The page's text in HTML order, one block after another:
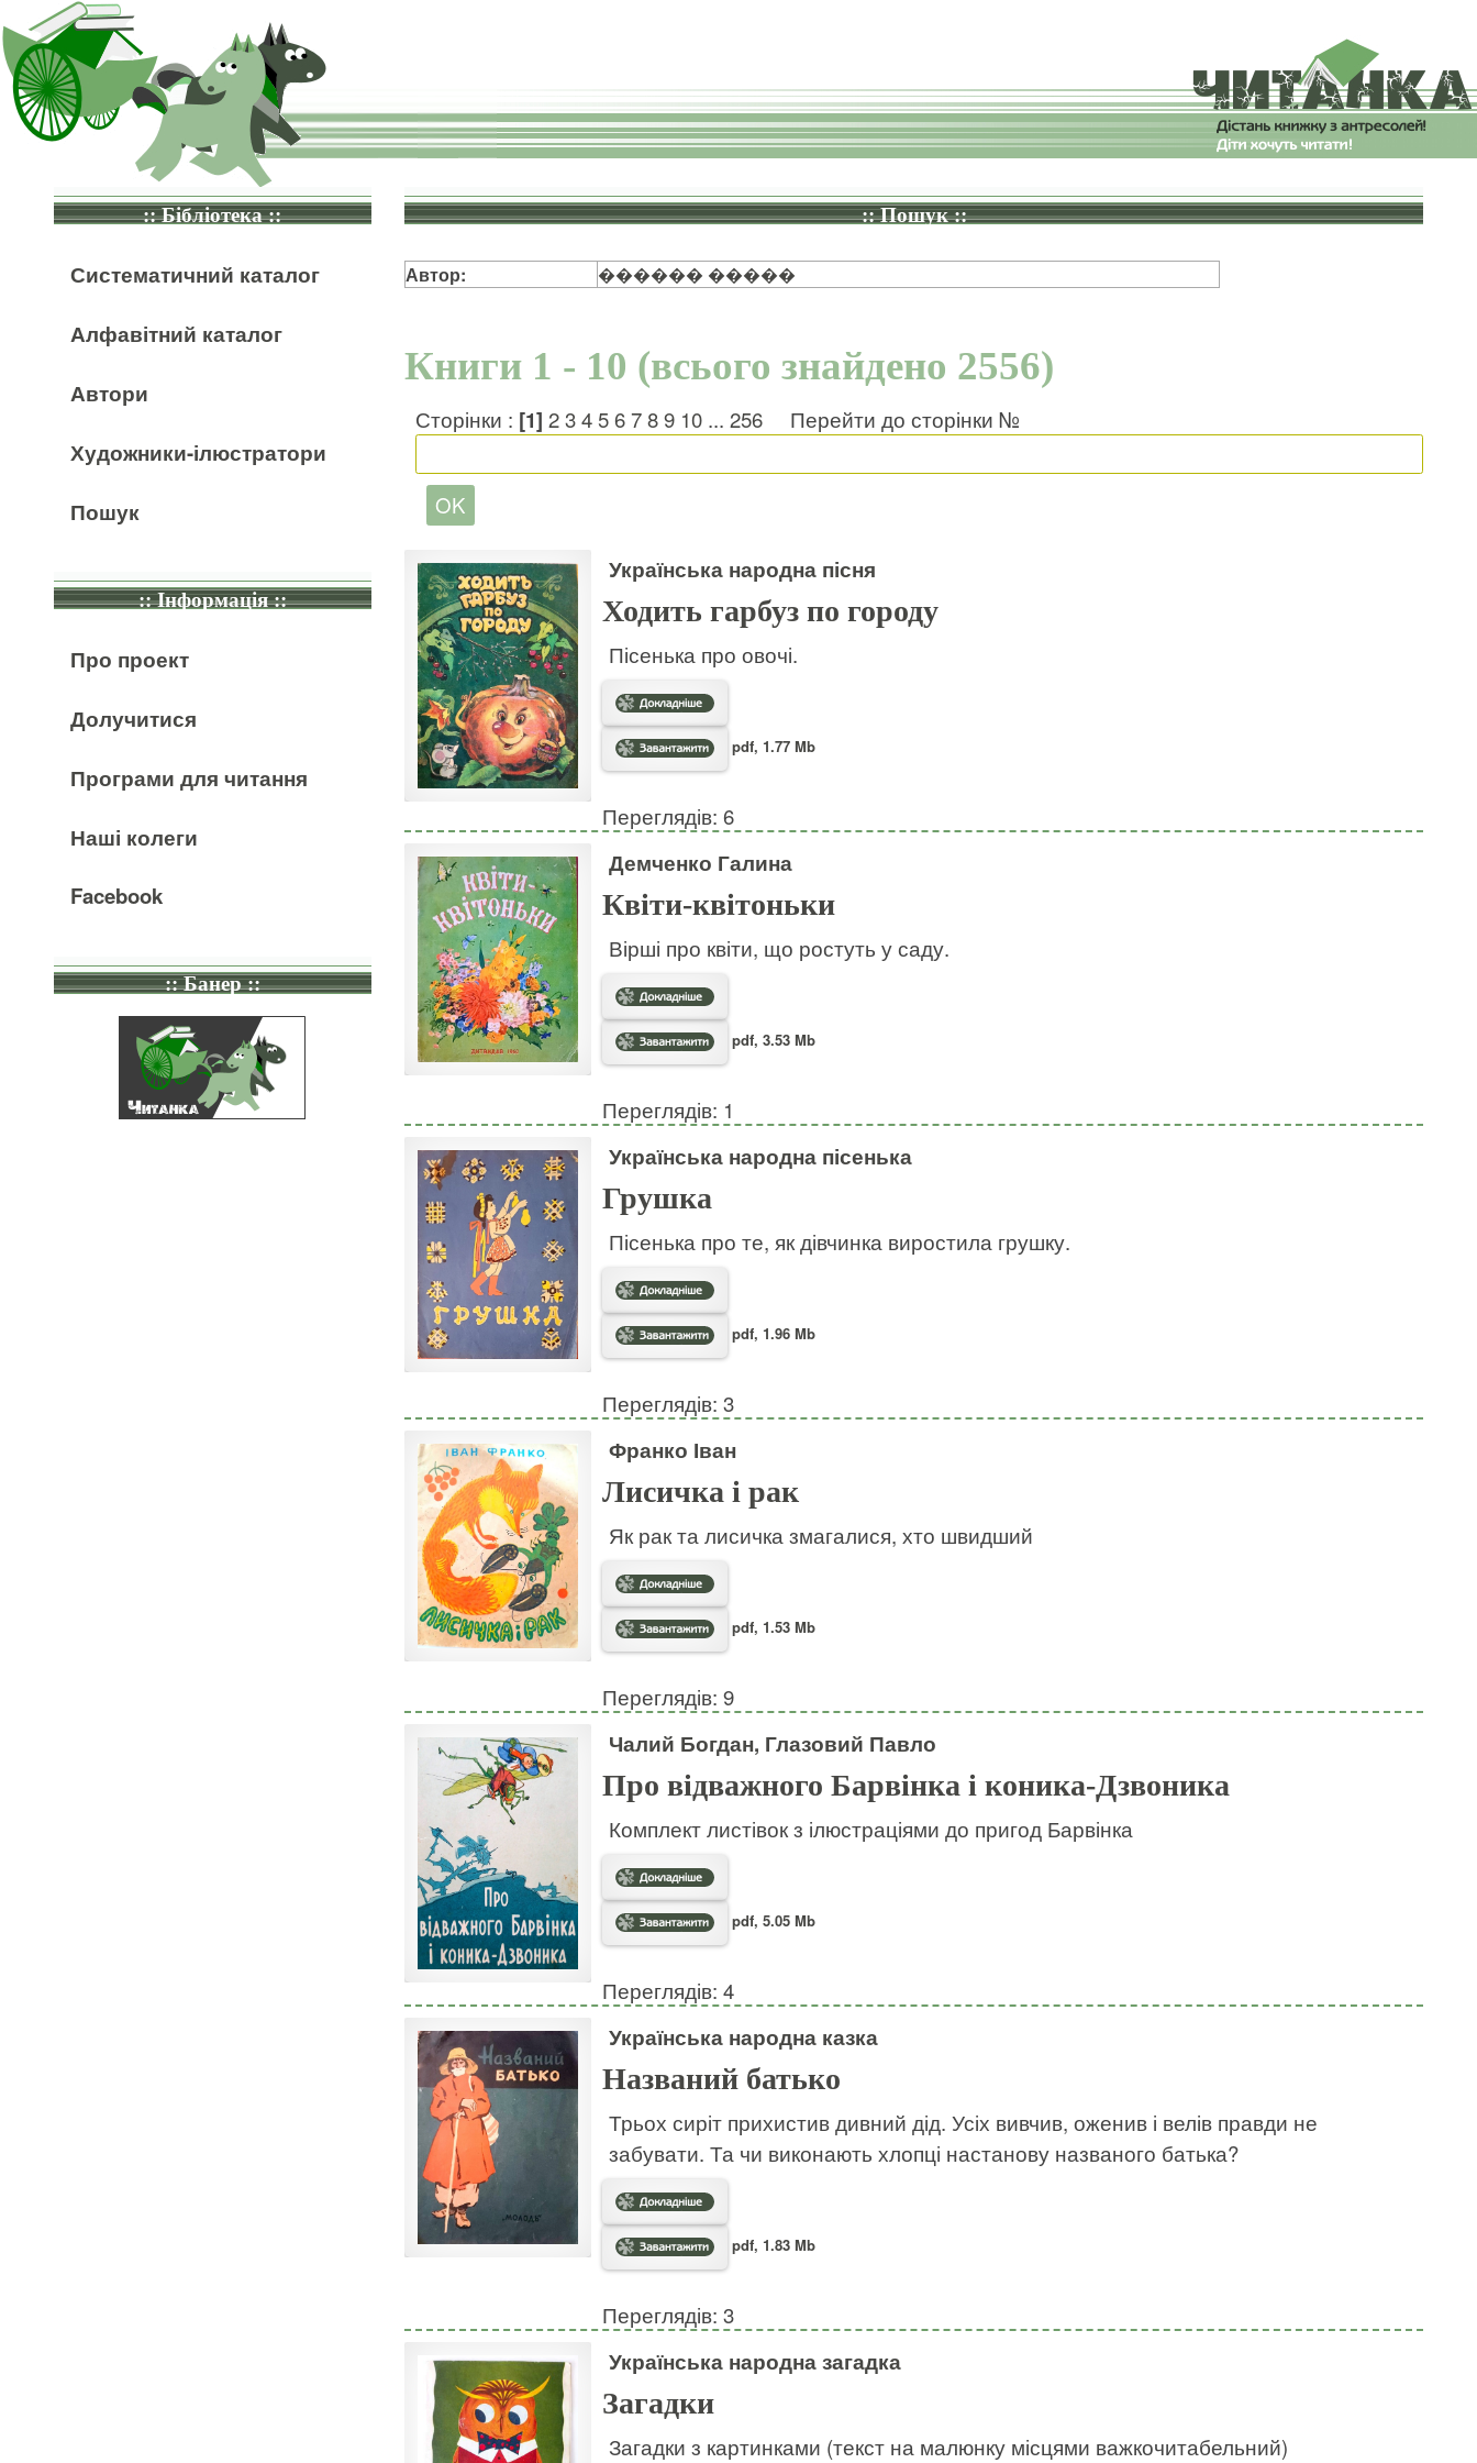
:: Бібліотека ::
Систематичний каталог
Алфавітний каталог
Автори
Художники-ілюстратори
Пошук
:: Інформація ::
Про проект
Долучитися
Програми для читання
Наші колеги
Facebook
:: Банер ::
:: Пошук ::
Автор: ������ �����
Книги 1 - 10 (всього знайдено 2556)
Сторінки : [1] 2 3 4 5 6 7 8 9 10... 256 Перейти до сторінки №
Українська народна пісня
Ходить гарбуз по городу
Пісенька про овочі.
pdf, 1.77 Mb
Переглядів: 6
Демченко Галина
Квіти-квітоньки
Вірші про квіти, що ростуть у саду.
pdf, 3.53 Mb
Переглядів: 1
Українська народна пісенька
Грушка
Пісенька про те, як дівчинка виростила грушку.
pdf, 1.96 Mb
Переглядів: 3
Франко Іван
Лисичка і рак
Як рак та лисичка змагалися, хто швидший
pdf, 1.53 Mb
Переглядів: 9
Чалий Богдан, Глазовий Павло
Про відважного Барвінка і коника-Дзвоника
Комплект листівок з ілюстраціями до пригод Барвінка
pdf, 5.05 Mb
Переглядів: 4
Українська народна казка
Названий батько
Трьох сиріт прихистив дивний дід. Усіх вивчив, оженив і велів правди не
забувати. Та чи виконають хлопці настанову названого батька?
pdf, 1.83 Mb
Переглядів: 3
Українська народна загадка
Загадки
Загадки з картинками (текст на малюнку місцями важкочитабельний)